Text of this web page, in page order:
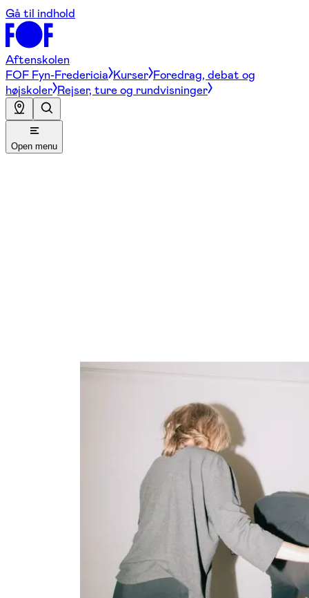
Gå til indhold
Aftenskolen
FOF Fyn-Fredericia Kurser Foredrag, debat og
højskoler Rejser, ture og rundvisninger
Open menu